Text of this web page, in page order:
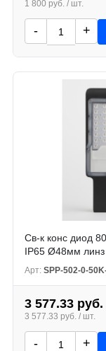
1 800 руб. / шт.
- +
Св-к конс диод
IP65 Ø48мм
Арт: SPP-502-0-
3 577.33 руб.
3 577.33 руб. / шт.
- +